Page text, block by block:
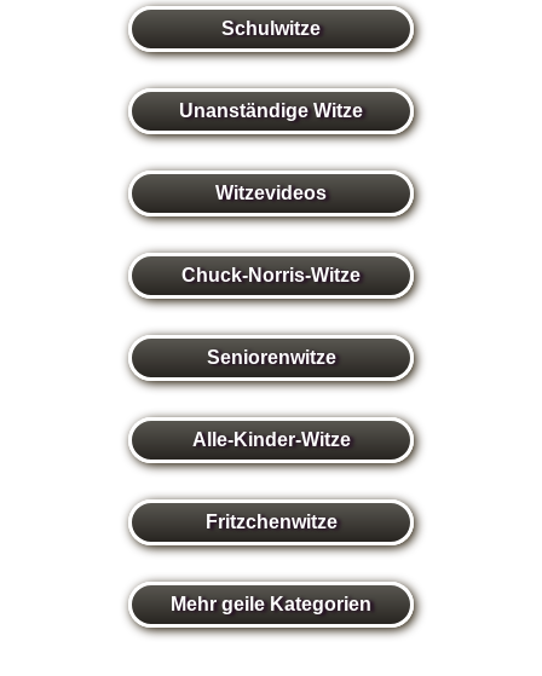
Schulwitze
Unanständige Witze
Witzevideos
Chuck-Norris-Witze
Seniorenwitze
Alle-Kinder-Witze
Fritzchenwitze
Mehr geile Kategorien